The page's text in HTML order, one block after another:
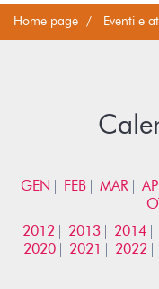
Home page Eventi e
GEN FEB MAR
2012
2013 2014
2020
2021 2022